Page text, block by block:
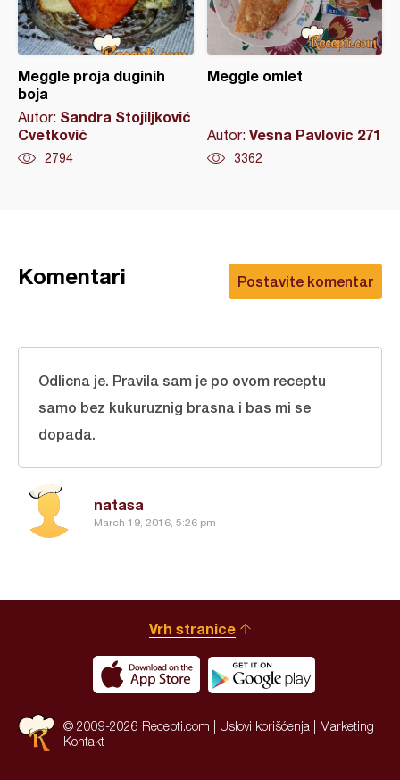
Meggle proja duginih
boja
Autor: Sandra Stojiljković
Cvetković
2794
Meggle omlet
Autor: Vesna Pavlovic 271
3362
Postavite komentar
Komentari
natasa
March 19, 2016, 5:26 pm
Odlicna je. Pravila sam je po ovom receptu
samo bez kukuruznig brasna i bas mi se
dopada.
Vrh stranice
© 2009-2026 Recepti.com | Uslovi korišćenja Marketing
Kontakt